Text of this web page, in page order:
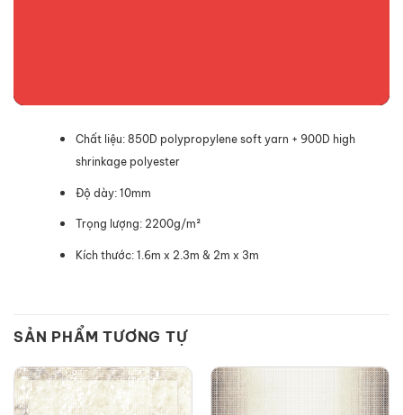
Chất liệu: 850D polypropylene soft yarn + 900D high
shrinkage polyester
Độ dày: 10mm
Trọng lượng: 2200g/m²
Kích thước: 1.6m x 2.3m & 2m x 3m
SẢN PHẨM TƯƠNG TỰ